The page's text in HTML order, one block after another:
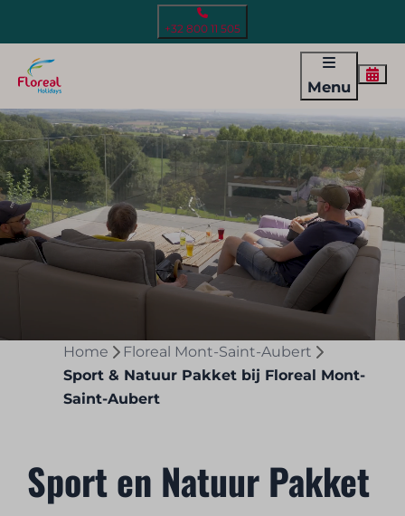
+32 800 11 505
Menu
Home
Floreal Mont-Saint-Aubert
Sport & Natuur Pakket bij Floreal Mont-
Saint-Aubert
Sport en Natuur Pakket